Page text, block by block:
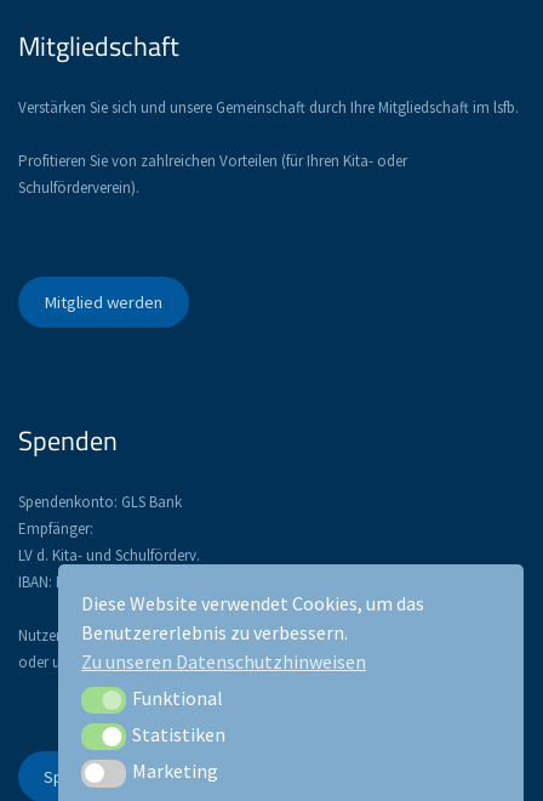
Mitgliedschaft
Verstärken Sie sich und unsere Gemeinschaft durch Ihre Mitgliedschaft im lsfb.
Profitieren Sie von zahlreichen Vorteilen (für Ihren Kita- oder
Schulförderverein).
Mitglied werden
Spenden
Spendenkonto: GLS Bank
Empfänger:
LV d. Kita- und Schulförderv.
IBAN: DE52 4306 0967 1134 3367 00
Nutzen Sie PayPal: paypal@lsfb.de
oder unser Spendentool:
Spenden Sie!
Diese Website verwendet Cookies, um das
Benutzererlebnis zu verbessern.
Zu unseren Datenschutzhinweisen
FunktionalFunktional
StatistikenStatistiken
MarketingMarketing